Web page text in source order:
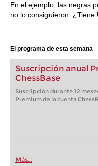
En el ejemplo, las negras
no lo consiguieron.
El programa de esta semana
Suscripción anual
ChessBase
Suscripción durante 12
Premium de la cuenta
Más...